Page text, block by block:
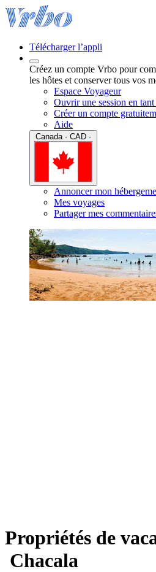
Télécharger l’appli
Créez un compte Vrbo pour
les hôtes et conserver tous vos
Espace Voyageur
Ouvrir une session en
Créer un compte
Aide
Annoncer mon
Mes voyages
Partager mes
Propriétés de
Chacala